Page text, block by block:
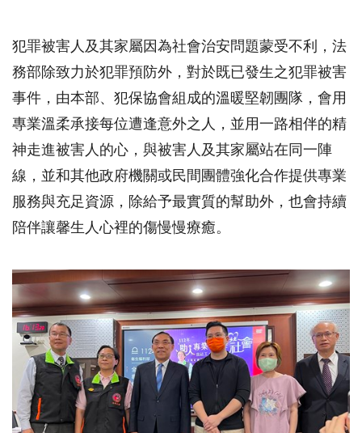
犯罪被害人及其家屬因為社會治安問題蒙受不利，法
務部除致力於犯罪預防外，對於既已發生之犯罪被害
事件，由本部、犯保協會組成的溫暖堅韌團隊，會用
專業溫柔承接每位遭逢意外之人，並用一路相伴的精
神走進被害人的心，與被害人及其家屬站在同一陣
線，並和其他政府機關或民間團體強化合作提供專業
服務與充足資源，除給予最實質的幫助外，也會持續
陪伴讓馨生人心裡的傷慢慢療癒。